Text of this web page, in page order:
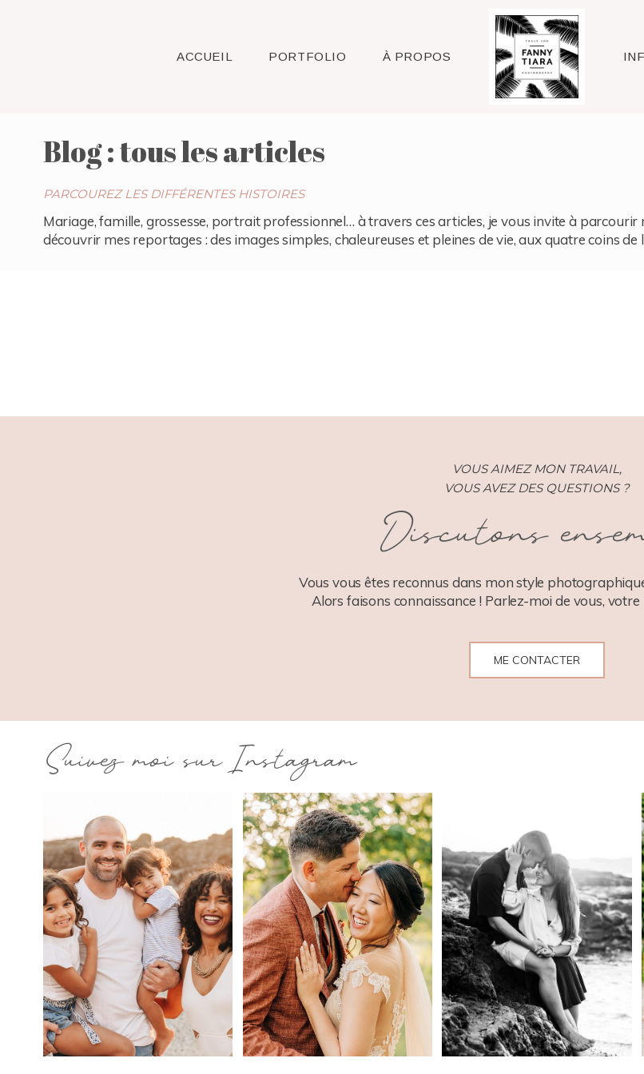
ACCUEIL PORTFOLIO À PROPOS Raleigh
Blog : tous les articles
PARCOUREZ LES DIFFÉRENTES HISTOIRES
Mariage, famille, grossesse, portrait professionnel… à travers ces articles, je vous invite à parcourir
découvrir mes reportages : des images simples, chaleureuses et pleines de vie, aux quatre coins de
VOUS AIMEZ MON TRAVAIL,
VOUS AVEZ DES QUESTIONS ?
Discutons
Vous vous êtes reconnus dans mon style
Alors faisons connaissance ! Parlez-moi de vous,
ME CONTACTER
Suivez moi sur Instagram